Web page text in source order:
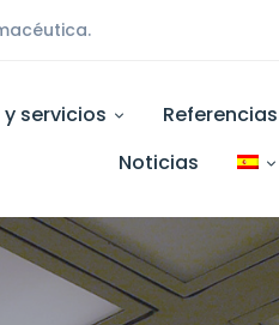
servicios Referencias
Noticias